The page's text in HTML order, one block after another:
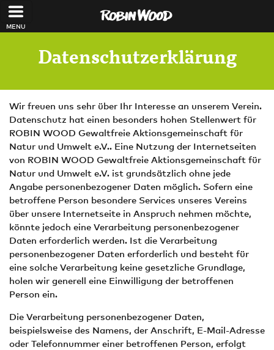
Direkt zum Inhalt
Datenschutzerklärung
Wir freuen uns sehr über Ihr Interesse an unserem Verein.
Datenschutz hat einen besonders hohen Stellenwert für
ROBIN WOOD Gewaltfreie Aktionsgemeinschaft für
Natur und Umwelt e.V.. Eine Nutzung der Internetseiten
von ROBIN WOOD Gewaltfreie Aktionsgemeinschaft für
Natur und Umwelt e.V. ist grundsätzlich ohne jede
Angabe personenbezogener Daten möglich. Sofern eine
betroffene Person besondere Services unseres Vereins
über unsere Internetseite in Anspruch nehmen möchte,
könnte jedoch eine Verarbeitung personenbezogener
Daten erforderlich werden. Ist die Verarbeitung
personenbezogener Daten erforderlich und besteht für
eine solche Verarbeitung keine gesetzliche Grundlage,
holen wir generell eine Einwilligung der betroffenen
Person ein.
Die Verarbeitung personenbezogener Daten,
beispielsweise des Namens, der Anschrift, E-Mail-Adresse
oder Telefonnummer einer betroffenen Person, erfolgt